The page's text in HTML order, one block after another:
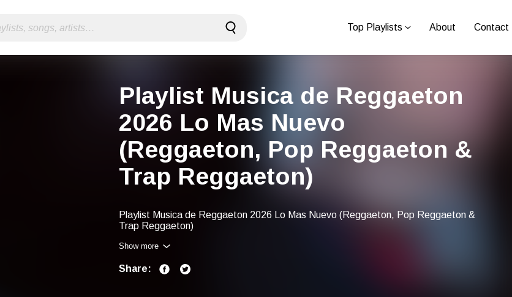
Top Playlists About Contact
Playlist Musica de Reggaeton
2026 Lo Mas Nuevo
(Reggaeton, Pop Reggaeton &
Trap Reggaeton)
Playlist Musica de Reggaeton 2026 Lo Mas Nuevo (Reggaeton, Pop Reggaeton &
Trap Reggaeton)
Show more
Share: